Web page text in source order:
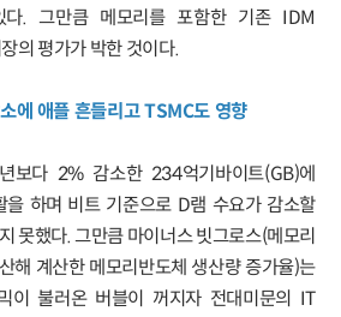
. 그만큼 메모리를 포함한 기존 IDM
의 평가가 박한 것이다.
에 애플 흔들리고 TSMC도 영향
보다 2% 감소한 234억기바이트(GB)에
을 하며 비트 기준으로 D램 수요가 감소할
못했다. 그만큼 마이너스 빗그로스(메모리
해 계산한 메모리반도체 생산량 증가율)는
이 불러온 버블이 꺼지자 전대미문의 IT